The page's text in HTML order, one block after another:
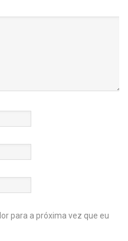
para a próxima vez que eu